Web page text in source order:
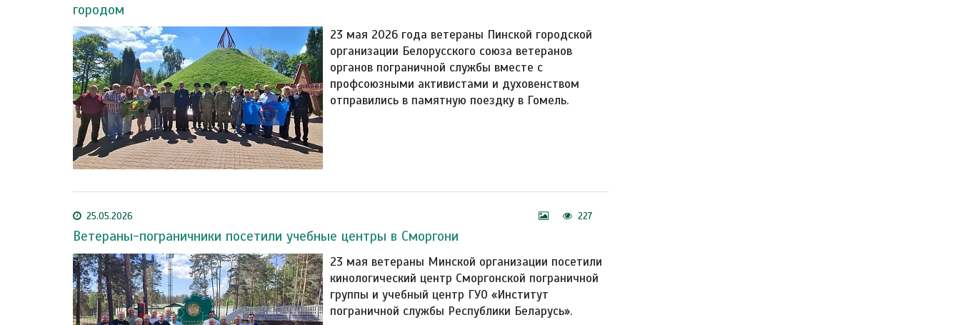
городом
23 мая 2026 года ветераны Пинской городской
организации Белорусского союза ветеранов
органов пограничной службы вместе с
профсоюзными активистами и духовенством
отправились в памятную поездку в Гомель.
25.05.2026 227
Ветераны-пограничники посетили учебные центры в Сморгони
23 мая ветераны Минской организации посетили
кинологический центр Сморгонской пограничной
группы и учебный центр ГУО «Институт
пограничной службы Республики Беларусь».